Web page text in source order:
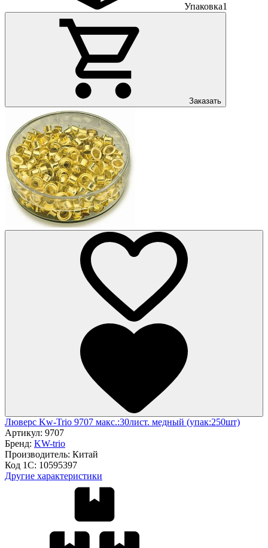
Упаковка1
Заказать
Люверс Kw-Trio 9707 макс.:30лист. медный (упак:250шт)
Артикул: 9707
Бренд: KW-trio
Производитель: Китай
Код 1С: 10595397
Другие характеристики